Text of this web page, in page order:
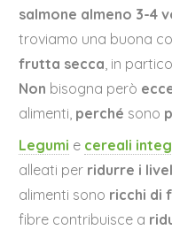
salmone almeno 3-4
troviamo una buona
frutta secca, in
Non bisogna però
alimenti, perché sono
Legumi e cereali
alleati per ridurre i
alimenti sono ricchi di
fibre contribuisce a